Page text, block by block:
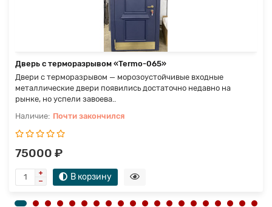
Дверь с терморазрывом «Termo-065»
Двери с терморазрывом — морозоустойчивые входные
металлические двери появились достаточно недавно на
рынке, но успели завоева..
Почти закончился
75000 ₽
В корзину